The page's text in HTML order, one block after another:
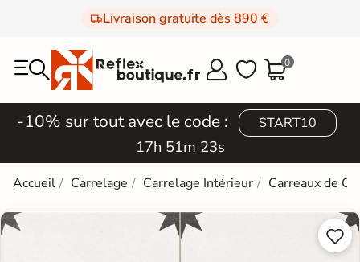
Livraison gratuite dès 890 €
  0
-10% sur tout avec le code : START10
17h 51m 23s
Accueil Carrelage Carrelage Intérieur Carreaux de

